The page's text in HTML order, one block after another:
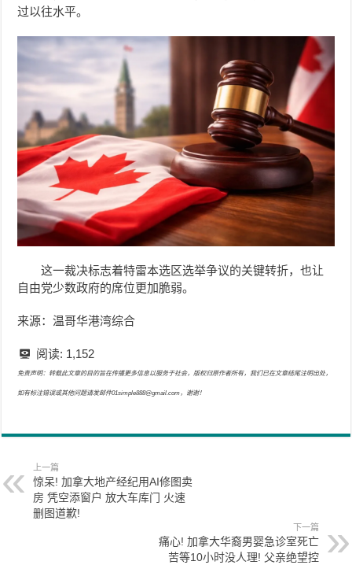
过以往水平。
这一裁决标志着特雷本选区选举争议的关键转折，也让
自由党少数政府的席位更加脆弱。
来源：温哥华港湾综合
阅读: 1,152
免责声明：转载此文章的目的旨在传播更多信息以服务于社会，版权归原作者所有，我们已在文章结尾注明出处，
如有标注错误或其他问题请发邮件01simple888@gmail.com，谢谢！
上一篇
惊呆! 加拿大地产经纪用AI修图卖
房 凭空添窗户 放大车库门 火速
删图道歉!
下一篇
痛心! 加拿大华裔男婴急诊室死亡
苦等10小时没人理! 父亲绝望控